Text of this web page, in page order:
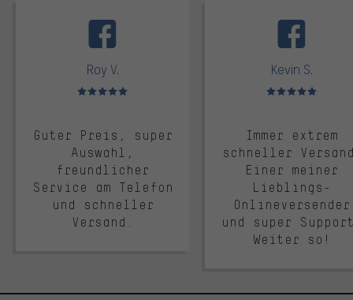
Roy V.
Bewertungen: 5 von 5
Guter Preis, super
Auswahl,
freundlicher
Service am Telefon
und schneller
Versand.
Kevin S.
Bewertungen: 5 von 5
Immer extrem
schneller
Einer meiner
Lieblings-
Onlineversender
und super
Weiter so!